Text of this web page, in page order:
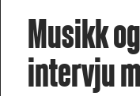
Musikk
intervju